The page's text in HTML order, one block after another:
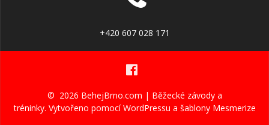
+420 607 028 171
© 2026 BehejBrno.com | Běžecké závody a
tréninky. Vytvořeno pomocí WordPressu a šablony Mesmerize